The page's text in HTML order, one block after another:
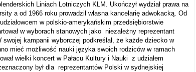
Liniach Lotniczych KLM. Ukończył wydział prawa na
a od 1966 roku prowadził własna kancelarię adwokacką. Od
w polskio-amerykańskim przedsiębiorstwie
w wyborach stanowych jako niezależny reprezentant
swojej kampanii wyborczej podkreślał, że każde dziecko w
mieć możliwość nauki języka swoich rodziców w ramach
wielki koncert w Pałacu Kultury i Nauki z udziałem
był dla reprezentantów Polski w sydnejskiej